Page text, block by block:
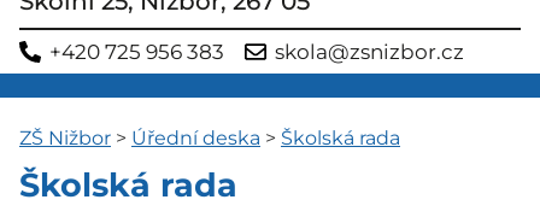
+420 725 956 383 skola@zsnizbor.cz
ZŠ Nižbor > Úřední deska > Školská rada
Školská rada